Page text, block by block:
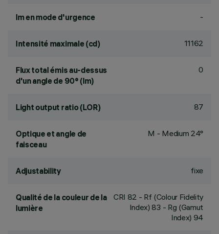
lm en mode d'urgence -
Intensité maximale (cd) 11162
Flux total émis au-dessus
d'un angle de 90° (lm)
0
Light output ratio (LOR) 87
Optique et angle de
faisceau
M - Medium 24°
Adjustability fixe
Qualité de la couleur de la
lumière
CRI 82 - Rf (Colour Fidelity
Index) 83 - Rg (Gamut
Index) 94